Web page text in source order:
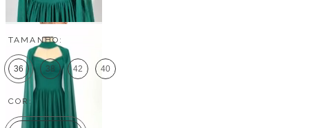
FRETE GRÁTIS
TAMANHO:
36 38 42 40
COR: